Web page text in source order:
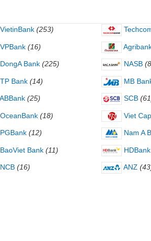
VietinBank (253)
VPBank (16)
DongA Bank (225) NASB
TP Bank (14) MB
ABBank (25) SCB
OceanBank (18) Viet
PGBank (12) Nam A
BaoViet Bank (11) HDBank
NCB (16) ANZ